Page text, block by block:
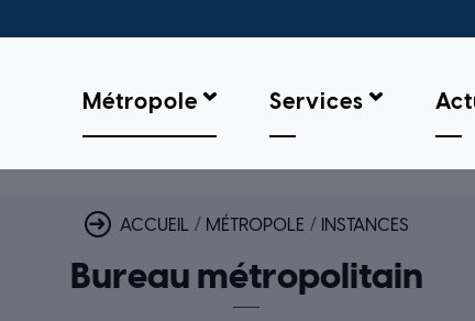
Métropole Services
ACCUEIL MÉTROPOLE INSTANCES
BUREAU MÉTROPOLITAIN
Bureau métropolitain